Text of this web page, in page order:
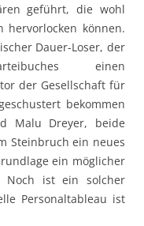
geführt, die wohl
können.
Dauer-Loser, der
einen
der Gesellschaft für
bekommen
Malu Dreyer, beide
Steinbruch ein neues
ein möglicher
Noch ist ein solcher
Personaltableau ist